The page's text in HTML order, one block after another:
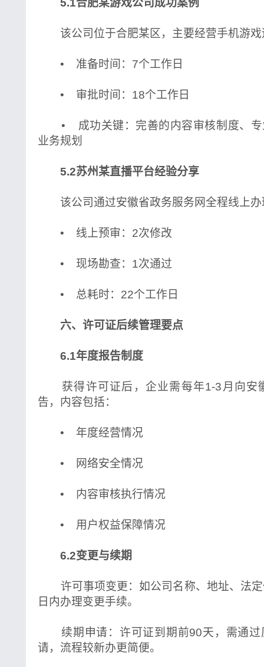
5.1合肥某游戏公司成功案例
该公司位于合肥某区，主要经营手机游戏
• 准备时间：7个工作日
• 审批时间：18个工作日
• 成功关键：完善的内容审核制度、专
业务规划
5.2苏州某直播平台经验分享
该公司通过安徽省政务服务网全程线上办
• 线上预审：2次修改
• 现场勘查：1次通过
• 总耗时：22个工作日
六、许可证后续管理要点
6.1年度报告制度
获得许可证后，企业需每年1-3月向安
告，内容包括：
• 年度经营情况
• 网络安全情况
• 内容审核执行情况
• 用户权益保障情况
6.2变更与续期
许可事项变更：如公司名称、地址、法定
日内办理变更手续。
续期申请：许可证到期前90天，需通过
请，流程较新办更简便。